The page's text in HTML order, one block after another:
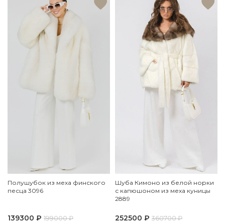
Полушубок из меха финского
песца 3096
139300 ₽ 199000₽
Шуба Кимоно из белой норки
с капюшоном из меха куницы
2889
252500 ₽ 360700₽